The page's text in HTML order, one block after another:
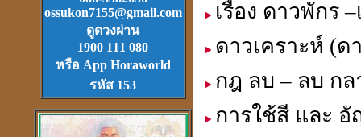
Download ฟรี.
ตลับเมตรไฮเทค (ดีที่สุดใน
โลก)วัดได้ยาวไกลที่สุด
ossukon7155@gmail.com
ดูดวงผ่าน
1900 111 080
หรือ App Horaworld
รหัส 153
เรื่อง ดาวพักร
ดาวเคราะห์ (ด
กฎ ลบ – ลบ กล
การใช้สี และ